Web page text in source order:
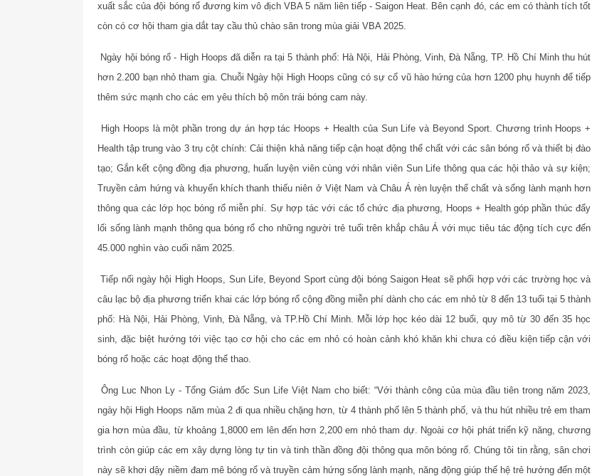
xuất sắc của đội bóng rổ đương kim vô địch VBA 5 năm liên tiếp - Saigon Heat. Bên cạnh đó, các em có thành tích tốt
còn có cơ hội tham gia dắt tay cầu thủ chào sân trong mùa giải VBA 2025.
Ngày hội bóng rổ - High Hoops đã diễn ra tại 5 thành phố: Hà Nội, Hải Phòng, Vinh, Đà Nẵng, TP. Hồ Chí Minh thu hút
hơn 2.200 bạn nhỏ tham gia. Chuỗi Ngày hội High Hoops cũng có sự cổ vũ hào hứng của hơn 1200 phụ huynh để tiếp
thêm sức mạnh cho các em yêu thích bộ môn trái bóng cam này.
High Hoops là một phần trong dự án hợp tác Hoops + Health của Sun Life và Beyond Sport. Chương trình Hoops +
Health tập trung vào 3 trụ cột chính: Cải thiện khả năng tiếp cận hoạt động thể chất với các sân bóng rổ và thiết bị đào
tạo; Gắn kết cộng đồng địa phương, huấn luyện viên cùng với nhân viên Sun Life thông qua các hội thảo và sự kiện;
Truyền cảm hứng và khuyến khích thanh thiếu niên ở Việt Nam và Châu Á rèn luyện thể chất và sống lành mạnh hơn
thông qua các lớp học bóng rổ miễn phí. Sự hợp tác với các tổ chức địa phương, Hoops + Health góp phần thúc đẩy
lối sống lành mạnh thông qua bóng rổ cho những người trẻ tuổi trên khắp châu Á với mục tiêu tác động tích cực đến
45.000 nghìn vào cuối năm 2025.
Tiếp nối ngày hội High Hoops, Sun Life, Beyond Sport cùng đội bóng Saigon Heat sẽ phối hợp với các trường học và
câu lạc bộ địa phương triển khai các lớp bóng rổ cộng đồng miễn phí dành cho các em nhỏ từ 8 đến 13 tuổi tại 5 thành
phố: Hà Nội, Hải Phòng, Vinh, Đà Nẵng, và TP.Hồ Chí Minh. Mỗi lớp học kéo dài 12 buổi, quy mô từ 30 đến 35 học
sinh, đặc biệt hướng tới việc tạo cơ hội cho các em nhỏ có hoàn cảnh khó khăn khi chưa có điều kiện tiếp cận với
bóng rổ hoặc các hoạt động thể thao.
Ông Luc Nhon Ly - Tổng Giám đốc Sun Life Việt Nam cho biết: “Với thành công của mùa đầu tiên trong năm 2023,
ngày hội High Hoops năm mùa 2 đi qua nhiều chặng hơn, từ 4 thành phố lên 5 thành phố, và thu hút nhiều trẻ em tham
gia hơn mùa đầu, từ khoảng 1,8000 em lên đến hơn 2,200 em nhỏ tham dự. Ngoài cơ hội phát triển kỹ năng, chương
trình còn giúp các em xây dựng lòng tự tin và tinh thần đồng đội thông qua môn bóng rổ. Chúng tôi tin rằng, sân chơi
này sẽ khơi dậy niềm đam mê bóng rổ và truyền cảm hứng sống lành mạnh, năng động giúp thế hệ trẻ hướng đến một